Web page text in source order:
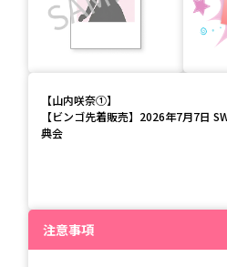
【山内咲奈①】
【ビンゴ先着販売】2026年7月7日
典会
注意事項